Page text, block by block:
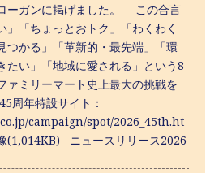
ーガンに掲げました。 この合言
」「ちょっとおトク」「わくわく
つかる」「革新的・最先端」「環
たい」「地域に愛される」という8
ァミリーマート史上最大の挑戦を
周年特設サイト：
campaign/spot/2026_45th.ht
ニュースリリース2026